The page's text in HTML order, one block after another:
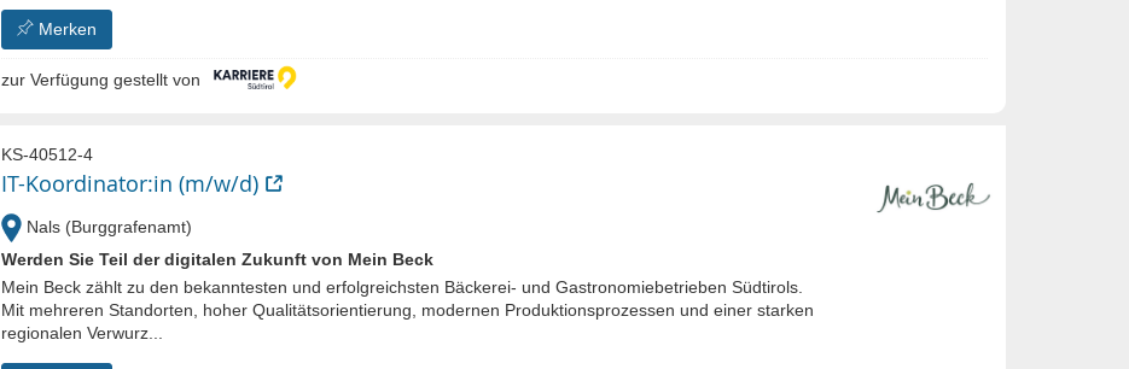
Merken
zur Verfügung gestellt von
KS-40512-4
IT-Koordinator:in (m/w/d)
Nals (Burggrafenamt)
Werden Sie Teil der digitalen Zukunft von Mein Beck
Mein Beck zählt zu den bekanntesten und erfolgreichsten Bäckerei- und Gastronomiebetrieben Südtirols.
Mit mehreren Standorten, hoher Qualitätsorientierung, modernen Produktionsprozessen und einer starken
regionalen Verwurz...